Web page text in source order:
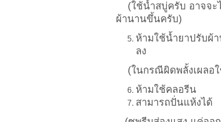
(ใช้น้ำสบู่ครับ อาจจะ
ผ้านานขึ้นครับ)
ห้ามใช้น้ำยาปรับผ้
ลง
(ในกรณีผิดพลั้งเผลอใ
ห้ามใช้คลอรีน
สามารถปั่นแห้งได้